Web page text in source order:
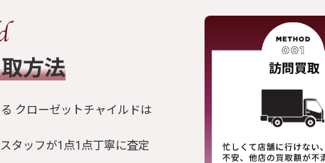
方法
クローゼットチャイルドは
タッフが1点1点丁寧に査定